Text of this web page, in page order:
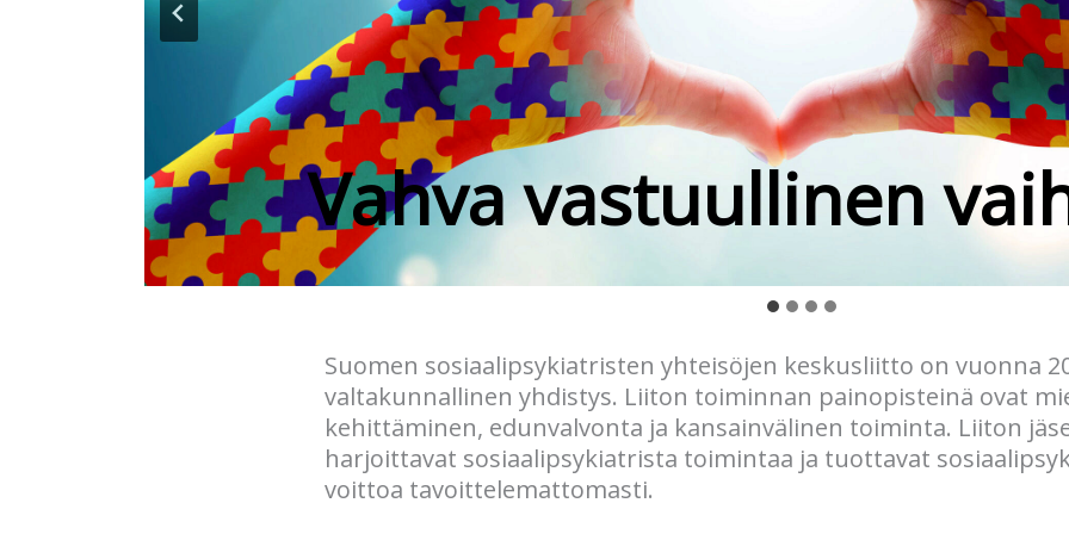
Vahva vastuullinen
edelläkävijä
vaikuttamista
Suomen sosiaalipsykiatristen yhteisöjen keskusliitto on vuonna
valtakunnallinen yhdistys. Liiton toiminnan painopisteinä ovat
kehittäminen, edunvalvonta ja kansainvälinen toiminta. Liiton
harjoittavat sosiaalipsykiatrista toimintaa ja tuottavat
voittoa tavoittelemattomasti.